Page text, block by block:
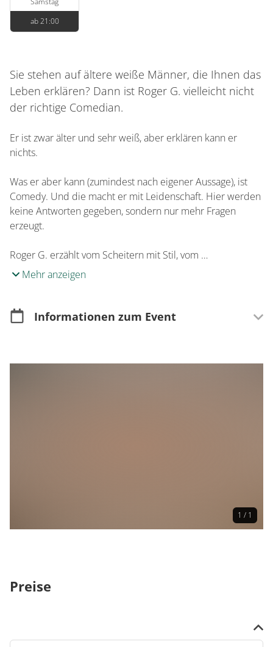
ab 21:00
Sie stehen auf ältere weiße Männer, die Ihnen das
Leben erklären? Dann ist Roger G. vielleicht nicht
der richtige Comedian.
Er ist zwar älter und sehr weiß, aber erklären kann er
nichts.
Was er aber kann (zumindest nach eigener Aussage), ist
Comedy. Und die macht er mit Leidenschaft. Hier werden
keine Antworten gegeben, sondern nur mehr Fragen
erzeugt.
Roger G. erzählt vom Scheitern mit Stil, vom …
Mehr anzeigen
Informationen zum Event
1 / 1
Preise